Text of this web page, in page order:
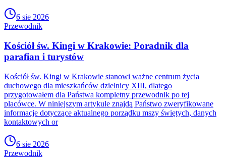
6 sie 2026
Przewodnik
Kościół św. Kingi w Krakowie: Poradnik dla
parafian i turystów
Kościół św. Kingi w Krakowie stanowi ważne centrum życia
duchowego dla mieszkańców dzielnicy XIII, dlatego
przygotowałem dla Państwa kompletny przewodnik po tej
placówce. W niniejszym artykule znajdą Państwo zweryfikowane
informacje dotyczące aktualnego porządku mszy świętych, danych
kontaktowych or
6 sie 2026
Przewodnik